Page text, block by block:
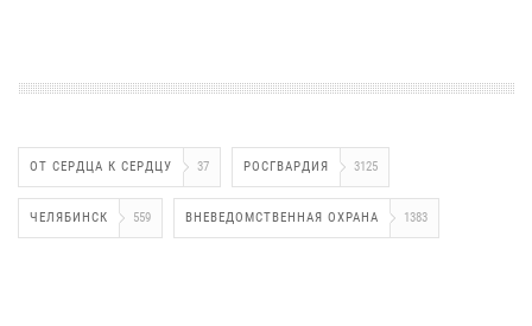
ОТ СЕРДЦА К СЕРДЦУ 37 РОСГВАРДИЯ 3125
ЧЕЛЯБИНСК 559 ВНЕВЕДОМСТВЕННАЯ ОХРАНА 1383